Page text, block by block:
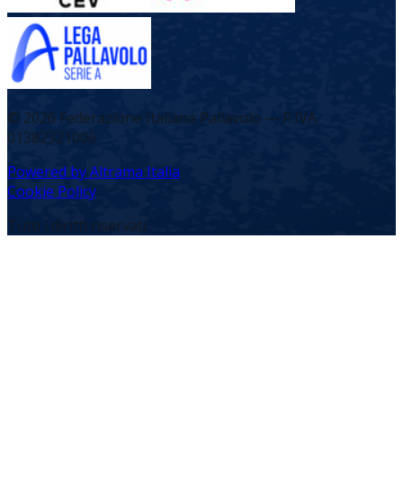
© 2026 Federazione Italiana Pallavolo — P.IVA
01382321006
Powered by Altrama Italia
Cookie Policy
Tutti i diritti riservati